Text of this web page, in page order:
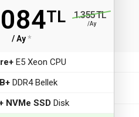
TL 1.355 TL
/Ay
99,85 TL
/Yıllık
/ Ay*
E5 Xeon CPU
DDR4 Bellek
NVMe SSD Disk